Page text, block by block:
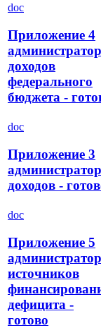
doc
Приложение 4
доходов
федерального
бюджета -
doc
Приложение 3
доходов -
doc
Приложение 5
источников
дефицита -
готово